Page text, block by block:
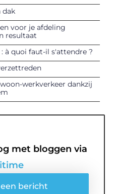
dak
voor je afdeling
resultaat
à quoi faut-il s'attendre ?
werkverkeer dankzij
met bloggen via
bericht